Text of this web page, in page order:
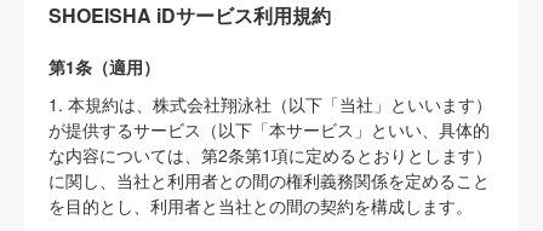
SHOEISHA iDサービス利用規約
第1条（適用）
1. 本規約は、株式会社翔泳社（以下「当社」といいます）
が提供するサービス（以下「本サービス」といい、具体的
な内容については、第2条第1項に定めるとおりとします）
に関し、当社と利用者との間の権利義務関係を定めること
を目的とし、利用者と当社との間の契約を構成します。